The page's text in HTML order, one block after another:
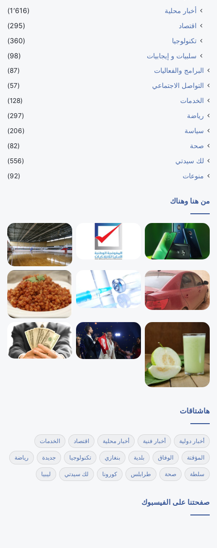
أخبار محلية
(1٬616)
اقتصاد
(295)
تكنولوجيا
(360)
سلبيات و إيجابيات
(98)
البرامج والفعاليات
(87)
التواصل الاجتماعي
(57)
الخدمات
(128)
رياضة
(297)
سياسة
(206)
صحة
(82)
لك سيدتي
(556)
منوعات
(92)
من هنا وهناك
هاشتاقات
أخبار دولية أخبار فنية أخبار محلية اقتصاد الخدمات
المؤقتة الوفاق بلدية بنغازي تكنولوجيا جديدة رياضة
سلطة صحة طرابلس كورونا لك سيدتي ليبيا
صفحتنا على الفيسبوك